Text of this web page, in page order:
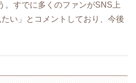
。すでに多くのファンがSNS上
い」とコメントしており、今後